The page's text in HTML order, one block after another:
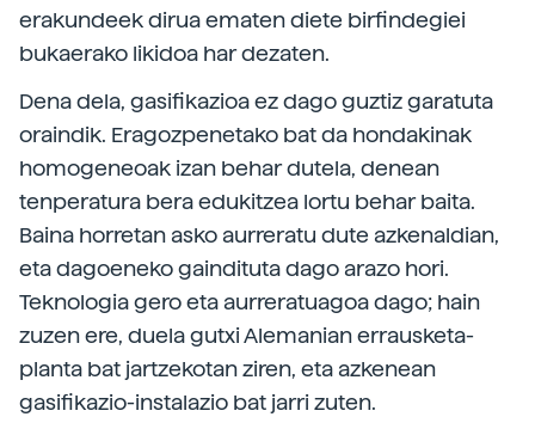
erakundeek dirua ematen diete birfindegiei
bukaerako likidoa har dezaten.
Dena dela, gasifikazioa ez dago guztiz garatuta
oraindik. Eragozpenetako bat da hondakinak
homogeneoak izan behar dutela, denean
tenperatura bera edukitzea lortu behar baita.
Baina horretan asko aurreratu dute azkenaldian,
eta dagoeneko gaindituta dago arazo hori.
Teknologia gero eta aurreratuagoa dago; hain
zuzen ere, duela gutxi Alemanian errausketa-
planta bat jartzekotan ziren, eta azkenean
gasifikazio-instalazio bat jarri zuten.